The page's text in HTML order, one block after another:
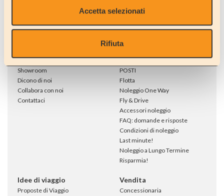
Accetta selezionati
Rifiuta
Dove siamo
Showroom
Dicono di noi
Collabora con noi
Contattaci
Noleggia un AUTO/PULMINO 9
POSTI
Flotta
Noleggio One Way
Fly & Drive
Accessori noleggio
FAQ: domande e risposte
Condizioni di noleggio
Last minute!
Noleggio a Lungo Termine
Risparmia!
Idee di viaggio
Proposte di Viaggio
Vendita
Concessionaria